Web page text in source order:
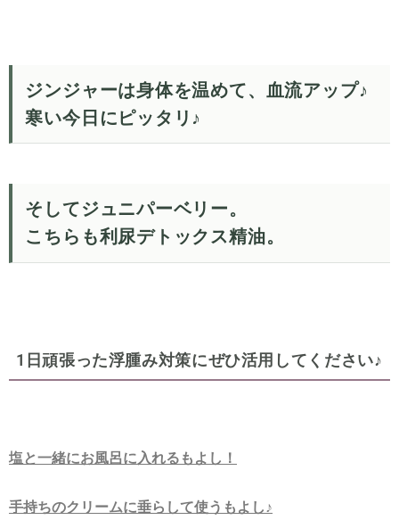
ジンジャーは身体を温めて、血流アップ♪
寒い今日にピッタリ♪
そしてジュニパーベリー。
こちらも利尿デトックス精油。
1日頑張った浮腫み対策にぜひ活用してください♪
塩と一緒にお風呂に入れるもよし！
手持ちのクリームに垂らして使うもよし♪